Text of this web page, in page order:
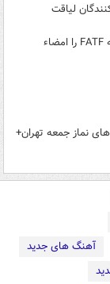
لیاقت
آل سعود اعقاب ابوسفیان است/ با چه جرأتی محرمانه FATF را امضاء
نماز جمعه تهران+
آهنگ های جدید